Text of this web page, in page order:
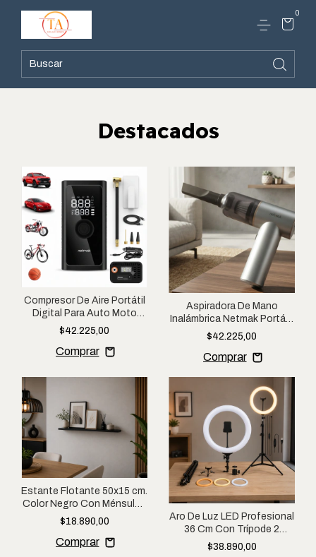
0
Destacados
Compresor De Aire Portátil
Digital Para Auto Moto
Bicicleta Linterna Integrada
Inflado Rápido
$42.225,00
Aspiradora De Mano
Inalámbrica Netmak Portátil
4 en 1 Para Auto Hogar
$42.225,00
Estante Flotante 50x15 cm.
Color Negro Con Ménsulas
Invisibles Melamina
$18.890,00
Aro De Luz LED Profesional
36 Cm Con Trípode 2
Metros
$38.890,00